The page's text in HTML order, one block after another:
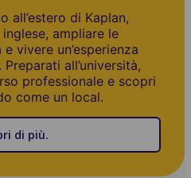
all’estero di Kaplan,
ampliare le
vivere un’esperienza
all’università,
professionale e scopri
come un local.
di più.